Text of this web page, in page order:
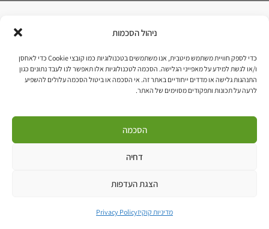
ניהול הסכמות
כדי לספק חוויית משתמש מיטבית, אנו משתמשים בטכנולוגיות כמו קובצי Cookie כדי לאחסן
ו/או לגשת למידע על מאפייני הגלישה. הסכמה לטכנולוגיות אלו תאפשר לנו לעבד נתונים כגון
התנהגות גלישה או מדדים ייחודיים באתר זה. אי הסכמה או ביטול הסכמה עלולים להשפיע
לרעה על תכונות ותפקודים מסוימים של האתר.
הסכמה
דחיה
הצגת העדפות
מדיניות קוקיזPrivacy Policy